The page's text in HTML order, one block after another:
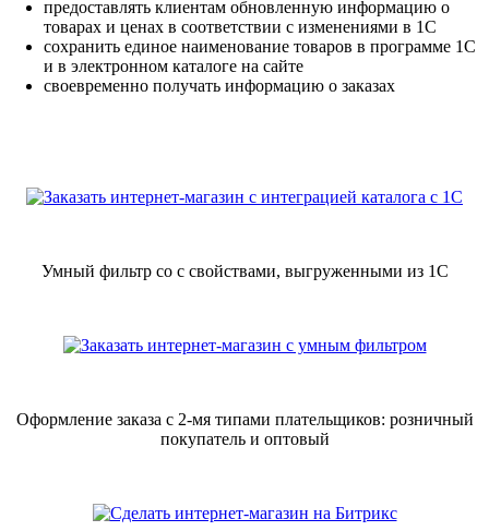
предоставлять клиентам обновленную информацию о
товарах и ценах в соответствии с изменениями в 1С
сохранить единое наименование товаров в программе 1С
и в электронном каталоге на сайте
своевременно получать информацию о заказах
Умный фильтр со с свойствами, выгруженными из 1С
Оформление заказа с 2-мя типами плательщиков: розничный
покупатель и оптовый